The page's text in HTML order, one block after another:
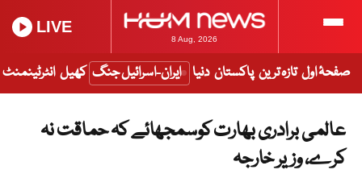
8 Aug, 2026
LIVE
صفحۂ اول تازہ ترین پاکستان دنیا ایران-اسرائیل جنگ کھیل انٹرٹینمنٹ
عالمی برادری بھارت کوسمجھائے کہ حماقت نہ
کرے، وزیر خارجہ